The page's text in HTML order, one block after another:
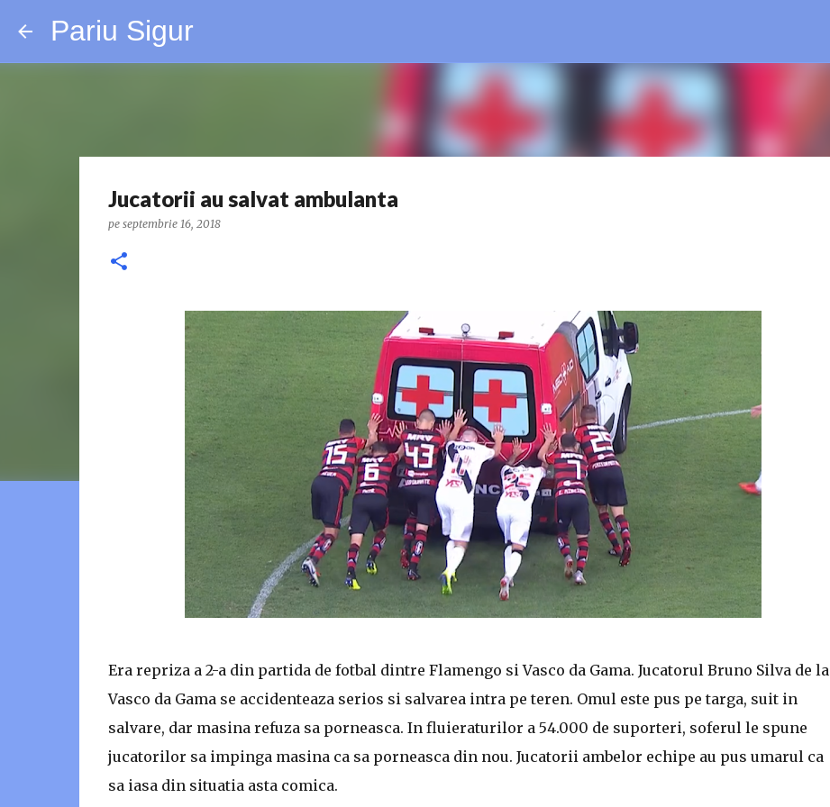
Pariu Sigur
Jucatorii au salvat ambulanta
pe septembrie 16, 2018
Era repriza a 2-a din partida de fotbal dintre Flamengo si Vasco da Gama. Jucatorul Bruno Silva de la
Vasco da Gama se accidenteaza serios si salvarea intra pe teren. Omul este pus pe targa, suit in
salvare, dar masina refuza sa porneasca. In fluieraturilor a 54.000 de suporteri, soferul le spune
jucatorilor sa impinga masina ca sa porneasca din nou. Jucatorii ambelor echipe au pus umarul ca
sa iasa din situatia asta comica.